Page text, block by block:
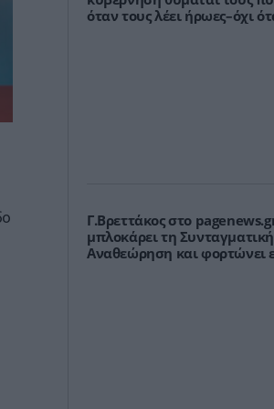
όταν τους λέει ήρωες–όχι
Γ.Βρεττάκος στο
μπλοκάρει τη Συνταγματική
Αναθεώρηση και φορτώνει